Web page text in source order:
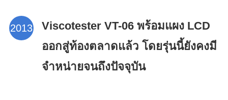
Viscotester VT-06 พร้อมแผง LCD
ออกสู่ท้องตลาดแล้ว โดยรุ่นนี้ยังคงมี
จำหน่ายจนถึงปัจจุบัน